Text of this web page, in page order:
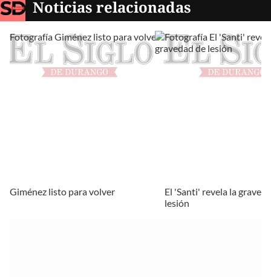
Noticias relacionadas
Giménez listo para volver
El 'Santi' revela la
lesión